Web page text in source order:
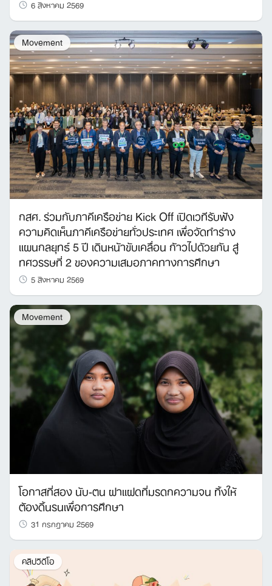
Search
for:
6 สิงหาคม 2569
Movement
กสศ. ร่วมกับภาคีเครือข่าย Kick Off เปิดเวทีรับฟัง
ความคิดเห็นภาคีเครือข่ายทั่วประเทศ เพื่อจัดทำร่าง
แผนกลยุทธ์ 5 ปี เดินหน้าขับเคลื่อน ก้าวไปด้วยกัน สู่
ทศวรรษที่ 2 ของความเสมอภาคทางการศึกษา
5 สิงหาคม 2569
Movement
โอกาสที่สอง นับ-ตน ฝาแฝดที่มรดกความจน ทิ้งให้
ต้องดิ้นรนเพื่อการศึกษา
31 กรกฎาคม 2569
คลิปวิดีโอ